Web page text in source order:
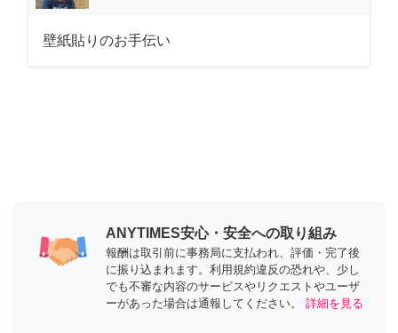
壁紙貼りのお手伝い
ANYTIMES安心・安全への取り組み
報酬は取引前に事務局に支払われ、評価・完了後
に振り込まれます。利用規約違反の恐れや、少し
でも不審な内容のサービスやリクエストやユーザ
ーがあった場合は通報してください。
詳細を見る